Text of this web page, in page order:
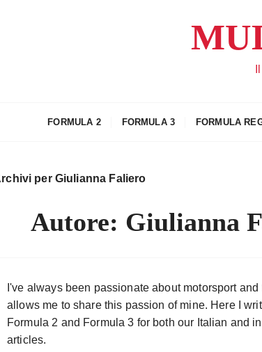
FORMULA 2 FORMULA 3 FORMULA
per Giulianna Faliero
Autore: Giulianna
I've always been passionate about motorsport and
allows me to share this passion of mine. Here I
Formula 2 and Formula 3 for both our Italian and
articles.